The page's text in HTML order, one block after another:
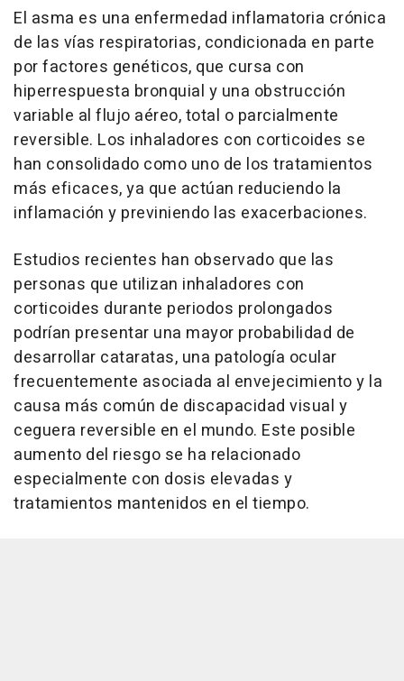
El asma es una enfermedad inflamatoria crónica
de las vías respiratorias, condicionada en parte
por factores genéticos, que cursa con
hiperrespuesta bronquial y una obstrucción
variable al flujo aéreo, total o parcialmente
reversible. Los inhaladores con corticoides se
han consolidado como uno de los tratamientos
más eficaces, ya que actúan reduciendo la
inflamación y previniendo las exacerbaciones.
Estudios recientes han observado que las
personas que utilizan inhaladores con
corticoides durante periodos prolongados
podrían presentar una mayor probabilidad de
desarrollar cataratas, una patología ocular
frecuentemente asociada al envejecimiento y la
causa más común de discapacidad visual y
ceguera reversible en el mundo. Este posible
aumento del riesgo se ha relacionado
especialmente con dosis elevadas y
tratamientos mantenidos en el tiempo.